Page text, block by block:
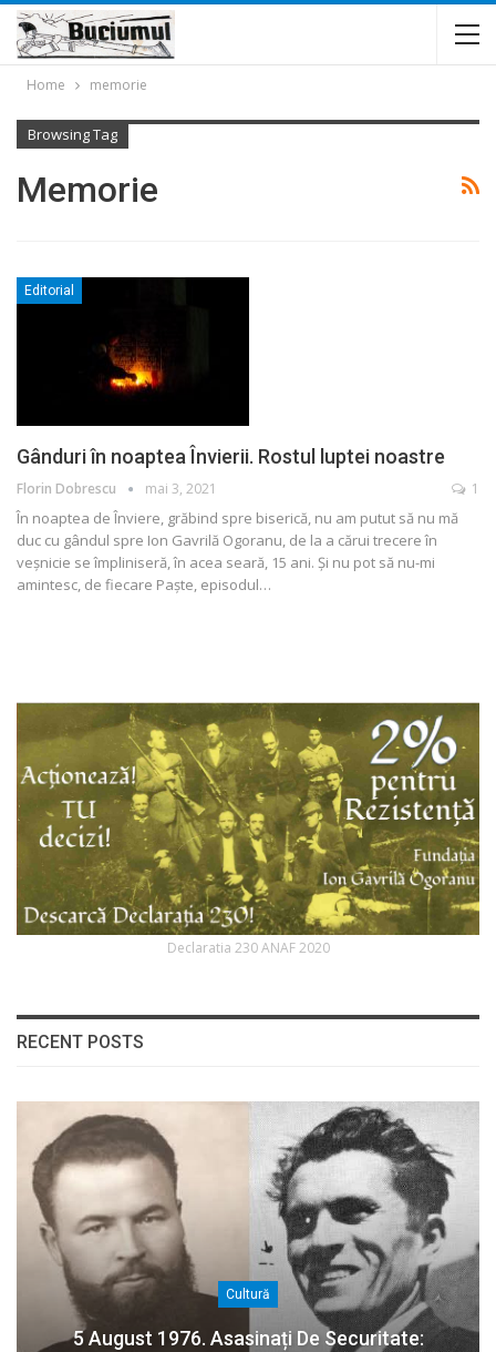
Home memorie
Browsing Tag
Memorie
Editorial
Gânduri în noaptea Învierii. Rostul luptei noastre
Florin Dobrescu mai 3, 2021 1
În noaptea de Înviere, grăbind spre biserică, nu am putut să nu mă
duc cu gândul spre Ion Gavrilă Ogoranu, de la a cărui trecere în
veșnicie se împliniseră, în acea seară, 15 ani. Și nu pot să nu-mi
amintesc, de fiecare Paște, episodul…
Declaratia 230 ANAF 2020
RECENT POSTS
Cultură
5 August 1976. Asasinați De Securitate: